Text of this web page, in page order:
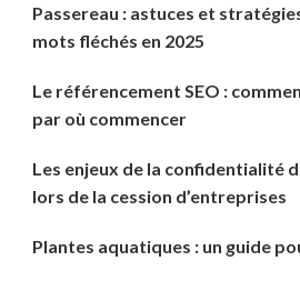
Passereau : astuces et
mots fléchés en 2025
Le référencement SEO :
par où commencer
Les enjeux de la confidentialité
lors de la cession d’entreprises
Plantes aquatiques : un guide